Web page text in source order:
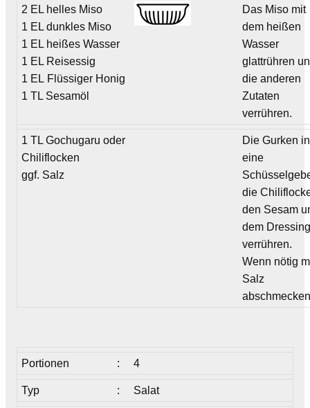
2 EL helles Miso
1 EL dunkles Miso
1 EL heißes Wasser
1 EL Reisessig
1 EL Flüssiger Honig
1 TL Sesamöl
Das Miso mit
dem heißen
Wasser
glattrühren
die anderen
Zutaten
verrühren.
1 TL Gochugaru oder
Chiliflocken
ggf. Salz
Die Gurken in
eine
die
den Sesam
dem
verrühren.
Wenn nötig
Salz
Portionen : 4
Typ : Salat